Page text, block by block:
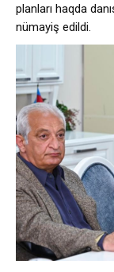
planları haqda
nümayiş edildi.